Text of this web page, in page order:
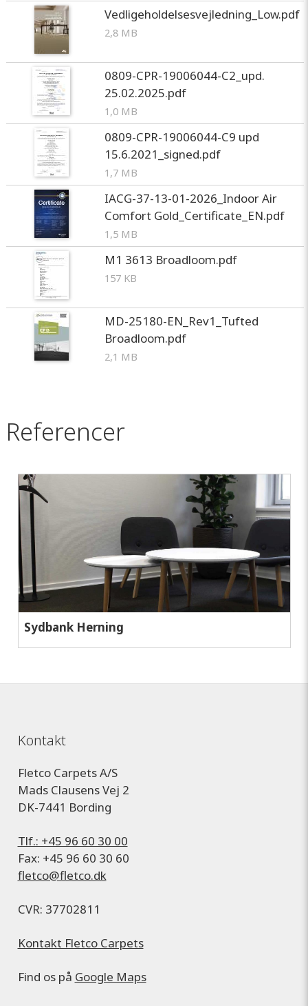
Vedligeholdelsesvejledning_Low.pdf
2,8 MB
0809-CPR-19006044-C2_upd.
25.02.2025.pdf
1,0 MB
0809-CPR-19006044-C9 upd
15.6.2021_signed.pdf
1,7 MB
IACG-37-13-01-2026_Indoor Air
Comfort Gold_Certificate_EN.pdf
1,5 MB
M1 3613 Broadloom.pdf
157 KB
MD-25180-EN_Rev1_Tufted
Broadloom.pdf
2,1 MB
Referencer
Sydbank Herning
Kontakt
Fletco Carpets A/S
Mads Clausens Vej 2
DK-7441 Bording
Tlf.: +45 96 60 30 00
Fax: +45 96 60 30 60
fletco@fletco.dk
CVR: 37702811
Kontakt Fletco Carpets
Find os på Google Maps